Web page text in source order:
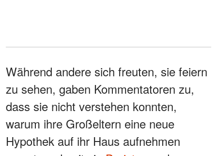
Während andere sich freuten, sie feiern
zu sehen, gaben Kommentatoren zu,
dass sie nicht verstehen konnten,
warum ihre Großeltern eine neue
Hypothek auf ihr Haus aufnehmen